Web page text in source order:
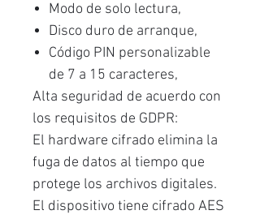
Modo de solo lectura,
Disco duro de arranque,
Código PIN personalizable
de 7 a 15 caracteres,
Alta seguridad de acuerdo con
los requisitos de GDPR:
El hardware cifrado elimina la
fuga de datos al tiempo que
protege los archivos digitales.
El dispositivo tiene cifrado AES